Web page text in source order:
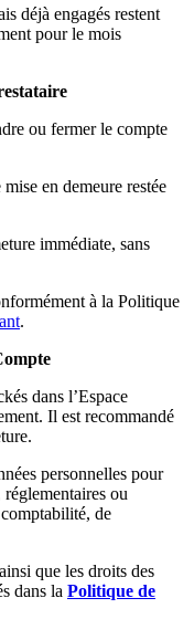
déjà engagés restent
pour le mois
ou fermer le compte
en demeure restée
immédiate, sans
à la Politique
.
dans l’Espace
Il est recommandé
personnelles pour
ou
de
que les droits des
dans la Politique de